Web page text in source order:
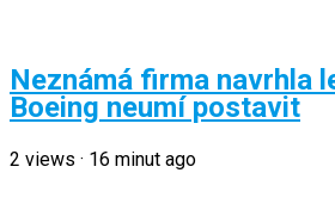
Neznámá firma navrhla
Boeing neumí postavit
2 views · 16 minut ago